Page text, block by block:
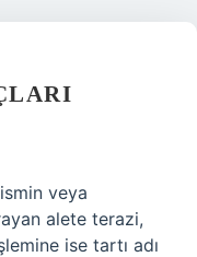
veya
alete terazi,
ise tartı adı